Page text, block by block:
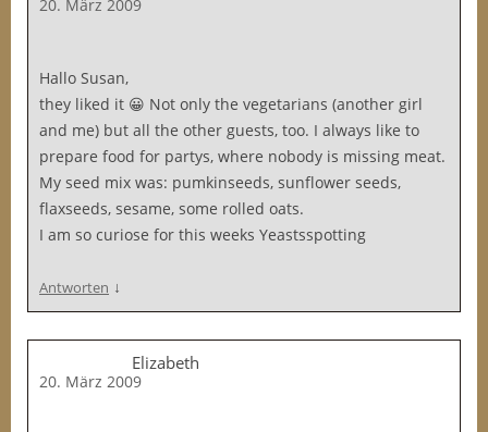
20. März 2009
Hallo Susan,
they liked it 😀 Not only the vegetarians (another girl
and me) but all the other guests, too. I always like to
prepare food for partys, where nobody is missing meat.
My seed mix was: pumkinseeds, sunflower seeds,
flaxseeds, sesame, some rolled oats.
I am so curiose for this weeks Yeastsspotting
Antworten ↓
Elizabeth
20. März 2009